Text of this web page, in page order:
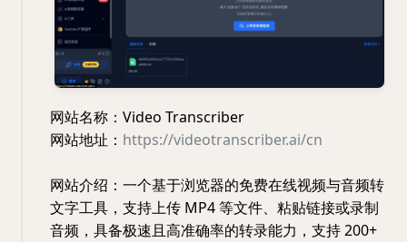
网站名称：Video Transcriber
网站地址： https://videotranscriber.ai/cn
网站介绍：一个基于浏览器的免费在线视频与音频转
文字工具，支持上传 MP4 等文件、粘贴链接或录制
音频，具备极速且高准确率的转录能力，支持 200+